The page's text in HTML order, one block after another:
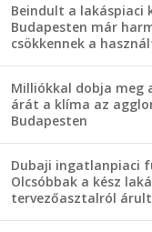
Beindult a lakáspiaci
Budapesten már
csökkennek a
Milliókkal dobja meg
árát a klíma az
Budapesten
Dubaji ingatlanpiaci
Olcsóbbak a kész
tervezőasztalról